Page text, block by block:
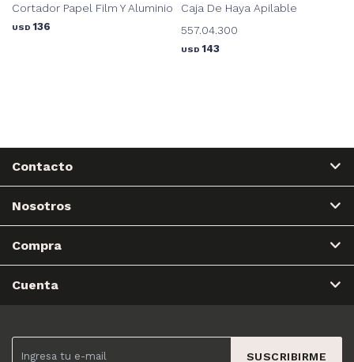
Cortador Papel Film Y Aluminio
USD 136
Caja De Haya Apilable
557.04.300
USD 143
SUSCRIBIRME
Contacto
Nosotros
Compra
Cuenta